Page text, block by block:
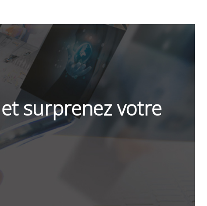
surprenez votre